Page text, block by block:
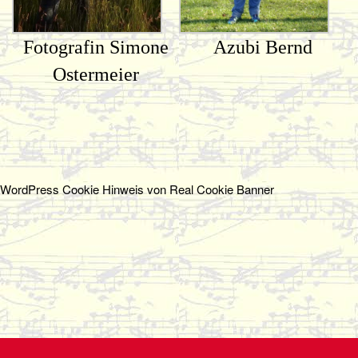
o
n
Fotografin Simone
Ostermeier
Azubi Bernd
WordPress Cookie Hinweis von Real Cookie Banner